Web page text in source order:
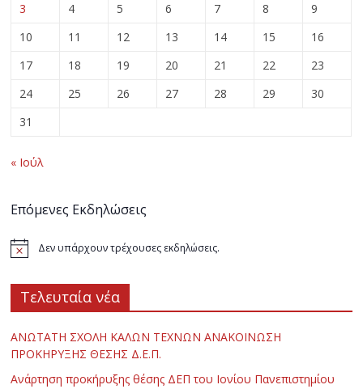
3
4 5 6 7 8
9
10
11 12 13 14 15
16
17
18 19 20 21 22
23
24
25 26 27 28 29
30
31
« Ιούλ
Επόμενες Εκδηλώσεις
Δεν υπάρχουν τρέχουσες εκδηλώσεις.
Τελευταία νέα
ΑΝΩΤΑΤΗ ΣΧΟΛΗ ΚΑΛΩΝ ΤΕΧΝΩΝ ΑΝΑΚΟΙΝΩΣΗ
ΠΡΟΚΗΡΥΞΗΣ ΘΕΣΗΣ Δ.Ε.Π.
Ανάρτηση προκήρυξης θέσης ΔΕΠ του Ιονίου Πανεπιστημίου